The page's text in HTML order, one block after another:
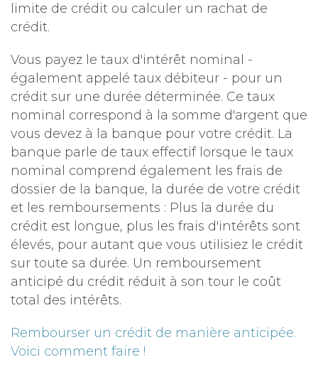
limite de crédit ou calculer un rachat de
crédit.
Vous payez le taux d'intérêt nominal -
également appelé taux débiteur - pour un
crédit sur une durée déterminée. Ce taux
nominal correspond à la somme d'argent que
vous devez à la banque pour votre crédit. La
banque parle de taux effectif lorsque le taux
nominal comprend également les frais de
dossier de la banque, la durée de votre crédit
et les remboursements : Plus la durée du
crédit est longue, plus les frais d'intérêts sont
élevés, pour autant que vous utilisiez le crédit
sur toute sa durée. Un remboursement
anticipé du crédit réduit à son tour le coût
total des intérêts.
Rembourser un crédit de manière anticipée.
Voici comment faire !